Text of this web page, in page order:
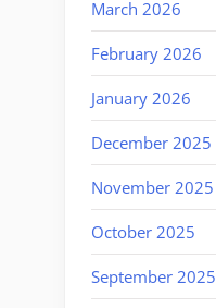
March 2026
February 2026
January 2026
December 2025
November 2025
October 2025
September 2025